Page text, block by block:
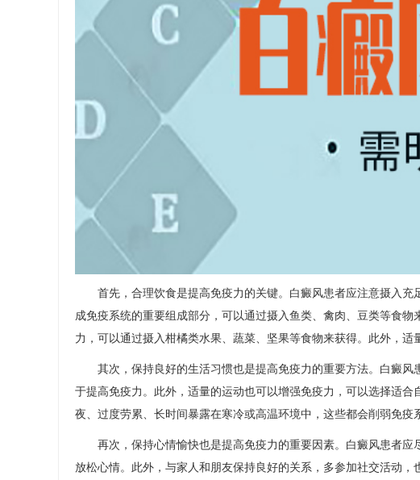
首先，合理饮食是提高免疫力的关键。白癜风患者应注意摄入充
成免疫系统的重要组成部分，可以通过摄入鱼类、禽肉、豆类等食
力，可以通过摄入柑橘类水果、蔬菜、坚果等食物来获得。此外，适
其次，保持良好的生活习惯也是提高免疫力的重要方法。白癜风
于提高免疫力。此外，适量的运动也可以增强免疫力，可以选择适
夜、过度劳累、长时间暴露在寒冷或高温环境中，这些都会削弱免疫
再次，保持心情愉快也是提高免疫力的重要因素。白癜风患者应
放松心情。此外，与家人和朋友保持良好的关系，多参加社交活动，